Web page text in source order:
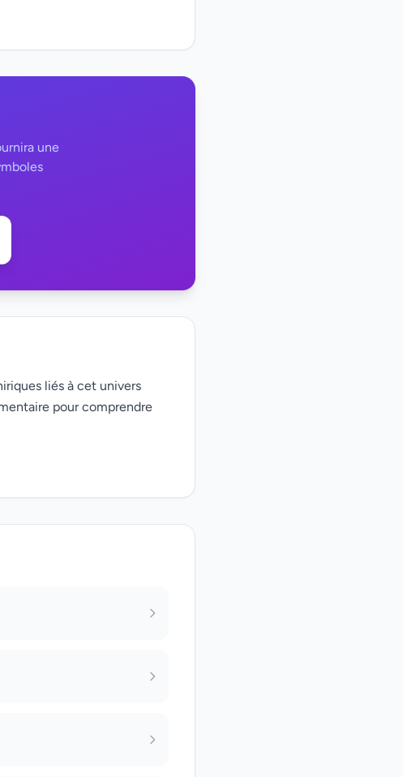
une
liés à cet univers
pour comprendre